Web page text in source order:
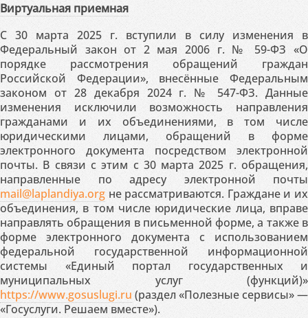
Виртуальная приемная
С 30 марта 2025 г. вступили в силу изменения в
Федеральный закон от 2 мая 2006 г. № 59-ФЗ «О
порядке рассмотрения обращений граждан
Российской Федерации», внесённые Федеральным
законом от 28 декабря 2024 г. № 547-ФЗ. Данные
изменения исключили возможность направления
гражданами и их объединениями, в том числе
юридическими лицами, обращений в форме
электронного документа посредством электронной
почты. В связи с этим с 30 марта 2025 г. обращения,
направленные по адресу электронной почты
mail@laplandiya.org не рассматриваются. Граждане и их
объединения, в том числе юридические лица, вправе
направлять обращения в письменной форме, а также в
форме электронного документа с использованием
федеральной государственной информационной
системы «Единый портал государственных и
муниципальных услуг (функций)»
https://www.gosuslugi.ru (раздел «Полезные сервисы» —
«Госуслуги. Решаем вместе»).